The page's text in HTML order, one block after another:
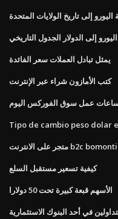
اليورو إلى تاريخ الولايات المتحدة
إلى الدولار الجدول التاريخي
يمثل تبادل العملات سعر الفائدة
كتب الأمازون شراء عبر الإنترنت
عمل سوق الفوركس اليوم
Tipo de cambio peso dolar
متجر على الانترنت b2c bomonti
كيفية تسعير مستقبل السلع
الأسهم قبعة كبيرة تحت 50 دولارا
في أحد البنوك الاستثمارية